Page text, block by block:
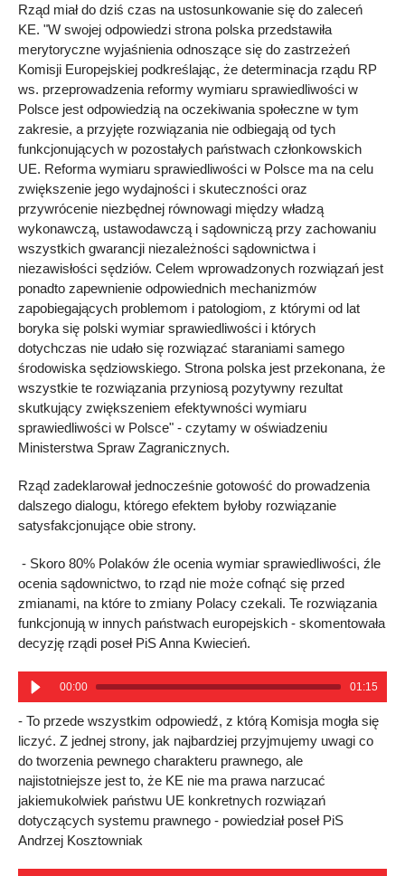
Rząd miał do dziś czas na ustosunkowanie się do zaleceń
KE. "W swojej odpowiedzi strona polska przedstawiła
merytoryczne wyjaśnienia odnoszące się do zastrzeżeń
Komisji Europejskiej podkreślając, że determinacja rządu RP
ws. przeprowadzenia reformy wymiaru sprawiedliwości w
Polsce jest odpowiedzią na oczekiwania społeczne w tym
zakresie, a przyjęte rozwiązania nie odbiegają od tych
funkcjonujących w pozostałych państwach członkowskich
UE. Reforma wymiaru sprawiedliwości w Polsce ma na celu
zwiększenie jego wydajności i skuteczności oraz
przywrócenie niezbędnej równowagi między władzą
wykonawczą, ustawodawczą i sądowniczą przy zachowaniu
wszystkich gwarancji niezależności sądownictwa i
niezawisłości sędziów. Celem wprowadzonych rozwiązań jest
ponadto zapewnienie odpowiednich mechanizmów
zapobiegających problemom i patologiom, z którymi od lat
boryka się polski wymiar sprawiedliwości i których
dotychczas nie udało się rozwiązać staraniami samego
środowiska sędziowskiego. Strona polska jest przekonana, że
wszystkie te rozwiązania przyniosą pozytywny rezultat
skutkujący zwiększeniem efektywności wymiaru
sprawiedliwości w Polsce" - czytamy w oświadzeniu
Ministerstwa Spraw Zagranicznych.
Rząd zadeklarował jednocześnie gotowość do prowadzenia
dalszego dialogu, którego efektem byłoby rozwiązanie
satysfakcjonujące obie strony.
- Skoro 80% Polaków źle ocenia wymiar sprawiedliwości, źle
ocenia sądownictwo, to rząd nie może cofnąć się przed
zmianami, na które to zmiany Polacy czekali. Te rozwiązania
funkcjonują w innych państwach europejskich - skomentowała
decyzję rządi poseł PiS Anna Kwiecień.
00:00 01:15
- To przede wszystkim odpowiedź, z którą Komisja mogła się
liczyć. Z jednej strony, jak najbardziej przyjmujemy uwagi co
do tworzenia pewnego charakteru prawnego, ale
najistotniejsze jest to, że KE nie ma prawa narzucać
jakiemukolwiek państwu UE konkretnych rozwiązań
dotyczących systemu prawnego - powiedział poseł PiS
Andrzej Kosztowniak